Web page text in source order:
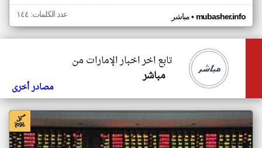
مباشر• mubasher.info عدد الكلمات: ١٤٤
تابع اخر اخبار الإمارات من
مباشر
مصادر أخرى